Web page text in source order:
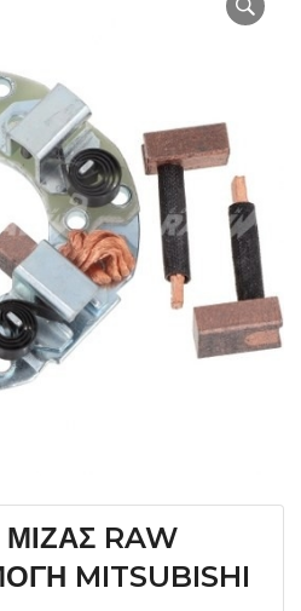
RAW
MITSUBISHI